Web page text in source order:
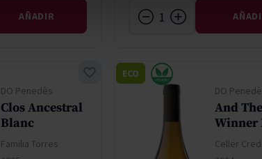
AÑADIR
DO Penedès
Clos Ancestral
Blanc
Familia Torres
DO
And The
Winner
Celler
ECO